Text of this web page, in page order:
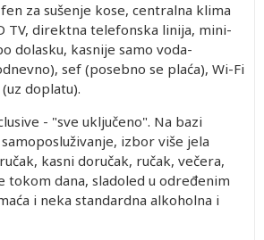
za sušenje kose, centralna klima
TV, direktna telefonska linija, mini-
dolasku, kasnije samo voda-
sef (posebno se plaća), Wi-Fi
doplatu).
- "sve uključeno". Na bazi
izbor više jela
kasni doručak, ručak, večera,
tokom dana, sladoled u određenim
i neka standardna alkoholna i